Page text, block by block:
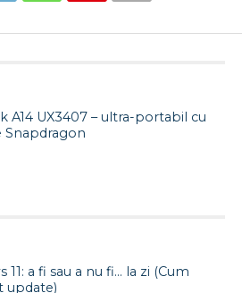
A14 UX3407 – ultra-portabil cu
Snapdragon
11: a fi sau a nu fi… la zi (Cum
update)